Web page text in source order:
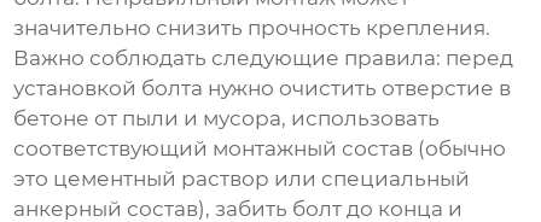
значительно снизить прочность крепления.
Важно соблюдать следующие правила: перед
установкой болта нужно очистить отверстие в
бетоне от пыли и мусора, использовать
соответствующий монтажный состав (обычно
это цементный раствор или специальный
анкерный состав), забить болт до конца и